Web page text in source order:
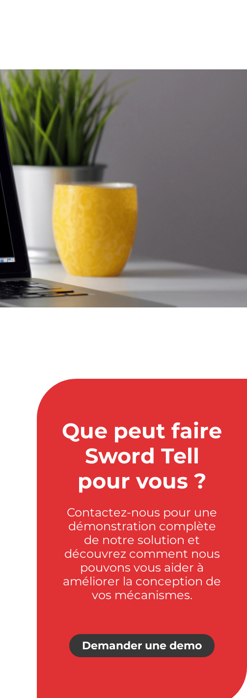
Que peut faire
Sword Tell
pour vous ?
Contactez-nous pour une
démonstration complète
de notre solution et
découvrez comment nous
pouvons vous aider à
améliorer la conception de
vos mécanismes.
Demander une demo